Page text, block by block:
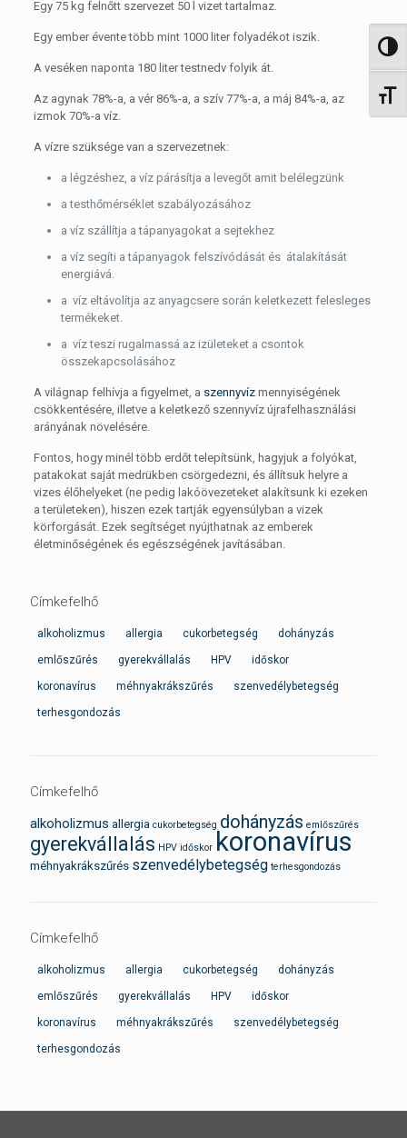
Egy 75 kg felnőtt szervezet 50 l vizet tartalmaz.
Egy ember évente több mint 1000 liter folyadékot iszik.
A veséken naponta 180 liter testnedv folyik át.
Az agynak 78%-a, a vér 86%-a, a szív 77%-a, a máj 84%-a, az
izmok 70%-a víz.
A vízre szüksége van a szervezetnek:
a légzéshez, a víz párásítja a levegőt amit belélegzünk
a testhőmérséklet szabályozásához
a víz szállítja a tápanyagokat a sejtekhez
a víz segíti a tápanyagok felszívódását és átalakítását
energiává.
a víz eltávolítja az anyagcsere során keletkezett felesleges
termékeket.
a víz teszi rugalmassá az izületeket a csontok
összekapcsolásához
A világnap felhívja a figyelmet, a szennyvízmennyiségének
csökkentésére, illetve a keletkező szennyvíz újrafelhasználási
arányának növelésére.
Fontos, hogy minél több erdőt telepítsünk, hagyjuk a folyókat,
patakokat saját medrükben csörgedezni, és állítsuk helyre a
vizes élőhelyeket (ne pedig lakóövezeteket alakítsunk ki ezeken
a területeken), hiszen ezek tartják egyensúlyban a vizek
körforgását. Ezek segítséget nyújthatnak az emberek
életminőségének és egészségének javításában.
Címkefelhő
alkoholizmus allergia cukorbetegség dohányzás
emlőszűrés gyerekvállalás HPV időskor
koronavírus méhnyakrákszűrés szenvedélybetegség
terhesgondozás
Címkefelhő
alkoholizmus allergia cukorbetegség dohányzás emlőszűrés
gyerekvállalás HPV időskor koronavírus
méhnyakrákszűrés szenvedélybetegség terhesgondozás
Címkefelhő
alkoholizmus allergia cukorbetegség dohányzás
emlőszűrés gyerekvállalás HPV időskor
koronavírus méhnyakrákszűrés szenvedélybetegség
terhesgondozás